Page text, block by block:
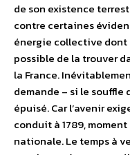
de son existence
contre certaines
énergie collective dont
possible de la trouver
la France.
demande – si le souffle
épuisé. Car l’avenir
conduit à 1789,
nationale. Le temps à